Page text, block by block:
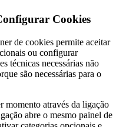
Cookies
de cookies permite aceitar
ou configurar
técnicas necessárias não
são necessárias para o
momento através da ligação
abre o mesmo painel de